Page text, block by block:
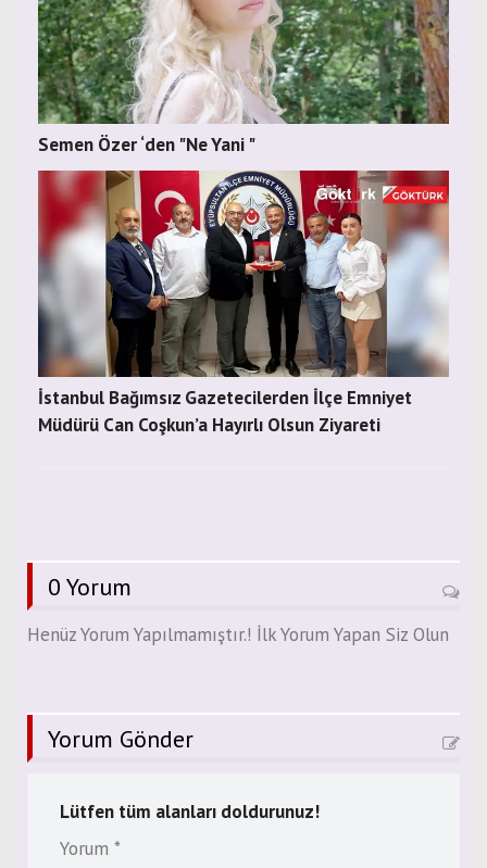
Semen Özer ‘den "Ne Yani "
İstanbul Bağımsız Gazetecilerden İlçe Emniyet
Müdürü Can Coşkun’a Hayırlı Olsun Ziyareti
0 Yorum
Henüz Yorum Yapılmamıştır.! İlk Yorum Yapan Siz Olun
Yorum Gönder
Lütfen tüm alanları doldurunuz!
Yorum *